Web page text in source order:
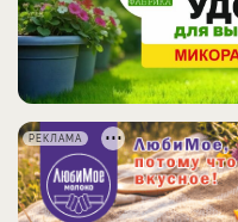
РЕКЛАМА